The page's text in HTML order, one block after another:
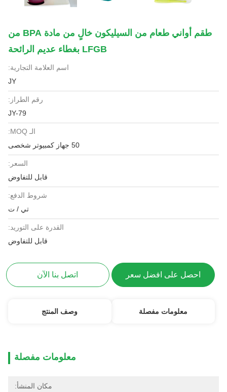
طقم أواني طعام من السيليكون خالٍ من مادة BPA من
LFGB بغطاء عديم الرائحة
اسم العلامة التجارية:
JY
رقم الطراز:
JY-79
الـ MOQ:
50 جهاز كمبيوتر شخصى
السعر:
قابل للتفاوض
شروط الدفع:
تي / ت
القدرة على التوريد:
قابل للتفاوض
احصل على افضل سعر اتصل بنا الآن
معلومات مفصلة وصف المنتج
معلومات مفصلة
مكان المنشأ: